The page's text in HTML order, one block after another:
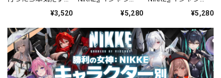
ー・ミグルディア］
M/L/XLサイズ
¥3,520 ¥5,280 ¥5,280